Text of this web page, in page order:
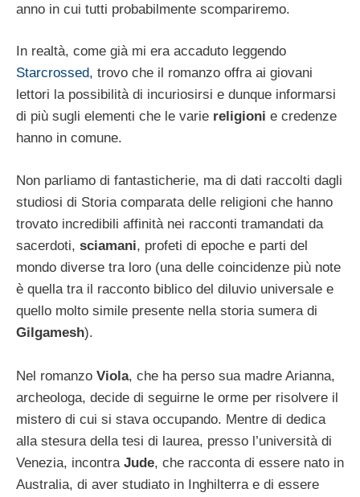
anno in cui tutti probabilmente scompariremo.
In realtà, come già mi era accaduto leggendo
Starcrossed, trovo che il romanzo offra ai giovani
lettori la possibilità di incuriosirsi e dunque informarsi
di più sugli elementi che le varie religioni e credenze
hanno in comune.
Non parliamo di fantasticherie, ma di dati raccolti dagli
studiosi di Storia comparata delle religioni che hanno
trovato incredibili affinità nei racconti tramandati da
sacerdoti, sciamani, profeti di epoche e parti del
mondo diverse tra loro (una delle coincidenze più note
è quella tra il racconto biblico del diluvio universale e
quello molto simile presente nella storia sumera di
Gilgamesh).
Nel romanzo Viola, che ha perso sua madre Arianna,
archeologa, decide di seguirne le orme per risolvere il
mistero di cui si stava occupando. Mentre di dedica
alla stesura della tesi di laurea, presso l’università di
Venezia, incontra Jude, che racconta di essere nato in
Australia, di aver studiato in Inghilterra e di essere